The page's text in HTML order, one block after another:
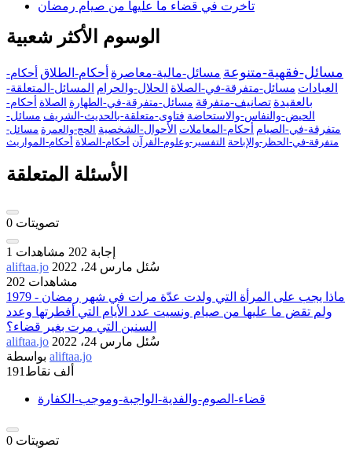
تأخرت في قضاء ما عليها من صيام رمضان
الوسوم الأكثر شعبية
مسائل-فقهية-متنوعة مسائل-مالية-معاصرة أحكام-الطلاق أحكام-
العبادات مسائل-متفرقة-في-الصلاة الحلال-والحرام المسائل-المتعلقة-
بالعقيدة تصانيف-متفرقة مسائل-متفرقة-في-الطهارة الصلاة أحكام-
الحيض-والنفاس-والاستحاضة فتاوى-متعلقة-بالحديث-الشريف مسائل-
متفرقة-في-الصيام أحكام-المعاملات الأحوال-الشخصية الحج-والعمرة مسائل-
متفرقة-في-الحظر-والإباحة التفسير-وعلوم-القرآن أحكام-الصلاة أحكام-المواريث
الأسئلة المتعلقة
0 تصويتات
1 إجابة 202 مشاهدات
aliftaa.jo
سُئل مارس 24، 2022
202 مشاهدات
1979 - ماذا يجب على المرأة التي ولدت عدّة مرات في شهر رمضان
ولم تقض ما عليها من صيام ونسيت عدد الأيام التي أفطرتها وعدد
السنين التي مرت بغير قضاء؟
aliftaa.jo
سُئل مارس 24، 2022
aliftaa.jo
191ألف نقاط
قضاء-الصوم-والفدية-الواجبة-وموجب-الكفارة
0 تصويتات